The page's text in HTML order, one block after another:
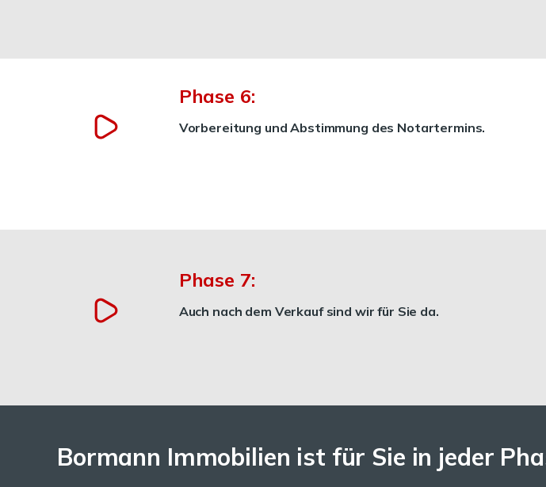
Phase 6:
Vorbereitung und Abstimmung des Notartermins.
Phase 7:
Auch nach dem Verkauf sind wir für Sie da.
Bormann Immobilien ist für Sie in jeder